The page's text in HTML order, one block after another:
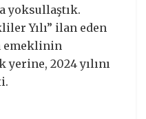
yoksullaştık.
Yılı” ilan eden
emeklinin
2024 yılını